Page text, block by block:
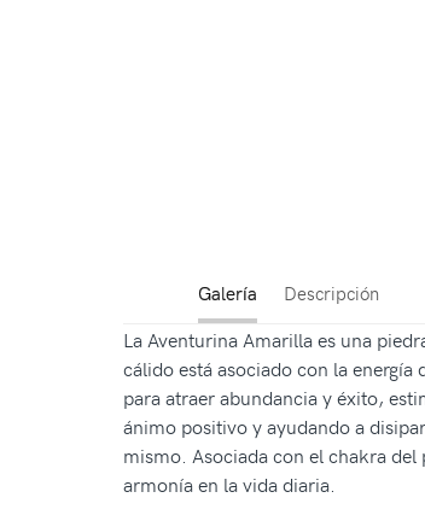
Galería Descripción
La Aventurina Amarilla es una
cálido está asociado con la
para atraer abundancia y éxito,
ánimo positivo y ayudando a
mismo. Asociada con el chakra
armonía en la vida diaria.